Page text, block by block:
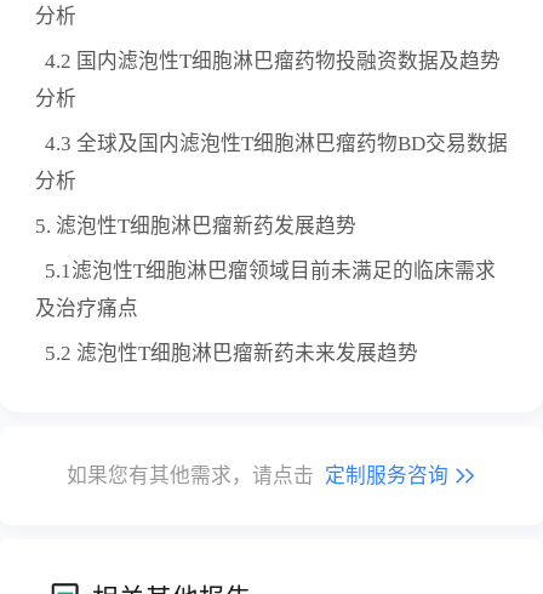
分析
4.2 国内滤泡性T细胞淋巴瘤药物投融资数据及趋势
分析
4.3 全球及国内滤泡性T细胞淋巴瘤药物BD交易数据
分析
5. 滤泡性T细胞淋巴瘤新药发展趋势
5.1滤泡性T细胞淋巴瘤领域目前未满足的临床需求
及治疗痛点
5.2 滤泡性T细胞淋巴瘤新药未来发展趋势
如果您有其他需求，请点击 定制服务咨询